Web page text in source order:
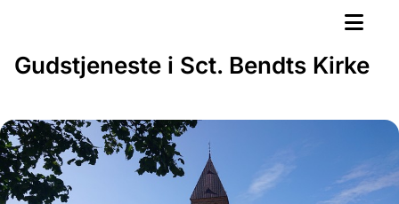
Gudstjeneste i Sct. Bendts Kirke